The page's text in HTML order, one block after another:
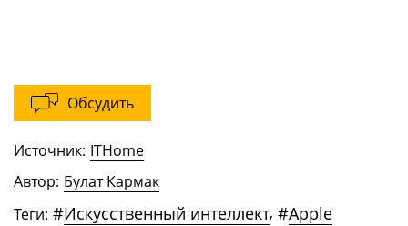
Обсудить
Источник: ITHome
Автор: Булат Кармак
Теги: #Искусственный интеллект, #Apple